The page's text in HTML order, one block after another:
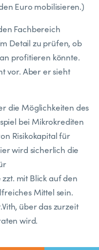
Euro mobilisieren.)
Fachbereich
Detail zu prüfen, ob
profitieren könnte.
vor. Aber er sieht
die Möglichkeiten des
bei Mikrokrediten
Risikokapital für
wird sicherlich die
mit Blick auf den
Mittel sein.
über das zurzeit
wird.